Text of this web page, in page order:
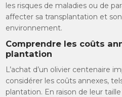
les risques de maladies ou de
affecter sa transplantation et
environnement.
Comprendre les coûts
plantation
L’achat d’un olivier centenaire
considérer les coûts annexes,
plantation. En raison de leur